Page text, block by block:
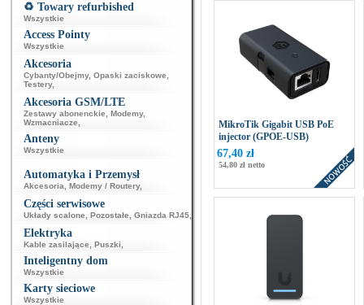
♻️ Towary refurbished
Wszystkie
Access Pointy
Wszystkie
Akcesoria
Cybanty/Obejmy, Opaski zaciskowe
Testery,
Akcesoria GSM/LTE
Zestawy abonenckie Modemy,
Wzmacniacze
Anteny
Wszystkie
Automatyka i Przemysł
Akcesoria Modemy / Routery,
Części serwisowe
Układy scalone Pozostałe Gniazda RJ45
Elektryka
Kable zasilające Puszki
Inteligentny dom
Wszystkie
Karty sieciowe
Wszystkie
MikroTik Gigabit USB PoE
injector (GPOE-USB)
67,40 zł
54,80 zł netto